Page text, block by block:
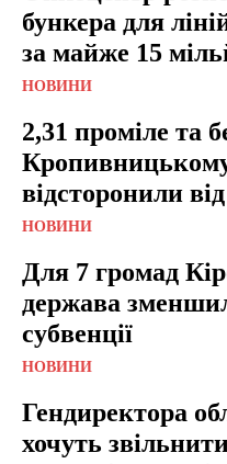
бункера для
за майже 15
НОВИНИ
2,31 проміле та
відсторонили
НОВИНИ
Для 7 громад
держава
субвенції
НОВИНИ
Гендиректора
хочуть